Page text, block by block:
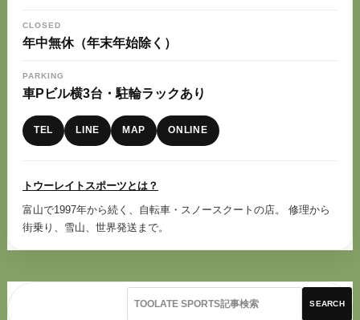
CLOSED
年中無休（年末年始除く）
PARKING
車Pビル横3台・駐輪ラックあり
TEL LINE MAP ONLINE
トウーレイトスポーツとは？
富山で1997年から続く、自転車・スノースクートの店。 修理から
街乗り、雪山、世界発送まで。
SEARCH